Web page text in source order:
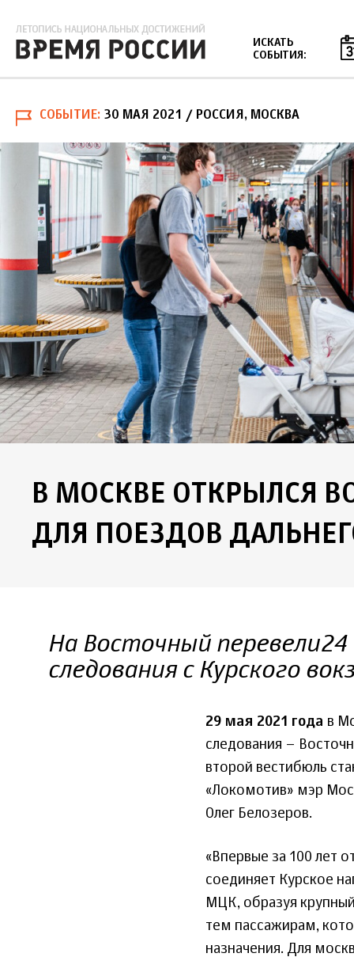
ИСКАТЬ
СОБЫТИЯ:
СОБЫТИЕ 30 МАЯ 2021 / РОССИЯ, МОСКВА
В МОСКВЕ ОТКРЫЛСЯ
ДЛЯ ПОЕЗДОВ
На Восточный перевели
следования с Курского
29 мая 2021 года в
следования –
второй вестибюль
«Локомотив» мэр
Олег Белозеров.
«Впервые за 100 лет
соединяет Курское
МЦК, образуя
тем пассажирам,
назначения. Для